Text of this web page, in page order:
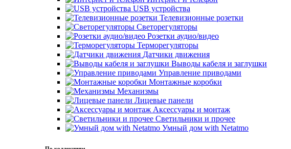
USB устройства
Телевизионные розетки
Светорегуляторы
Розетки аудио/видео
Терморегуляторы
Датчики движения
Выводы кабеля и заглушки
Управление приводами
Монтажные коробки
Механизмы
Лицевые панели
Аксессуары и монтаж
Светильники и прочее
Умный дом with Netatmo